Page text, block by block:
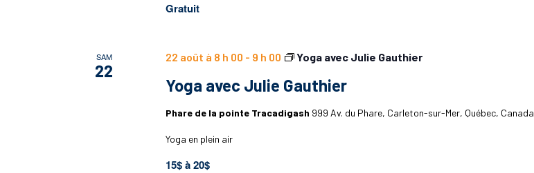
Gratuit
SAM
22
Yoga avec Julie Gauthier
22 août à 8 h 00 - 9 h 00 Yoga avec Julie Gauthier
Phare de la pointe Tracadigash 999 Av. du Phare, Carleton-sur-Mer, Québec, Canada
Yoga en plein air
15$ à 20$